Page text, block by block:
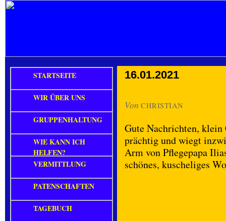
16.01.2021
Von CHRISTIAN
Gute Nachrichten,
prächtig und wiegt
Arm von Pflegepapa
schönes, kuscheliges
STARTSEITE
WIR ÜBER UNS
GRUPPENHALTUNG
WIE KANN ICH
HELFEN?
VERMITTLUNG
PATENSCHAFTEN
TAGEBUCH